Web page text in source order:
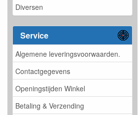
Diversen
Service
Algemene leveringsvoorwaarden.
Contactgegevens
Openingstijden Winkel
Betaling & Verzending